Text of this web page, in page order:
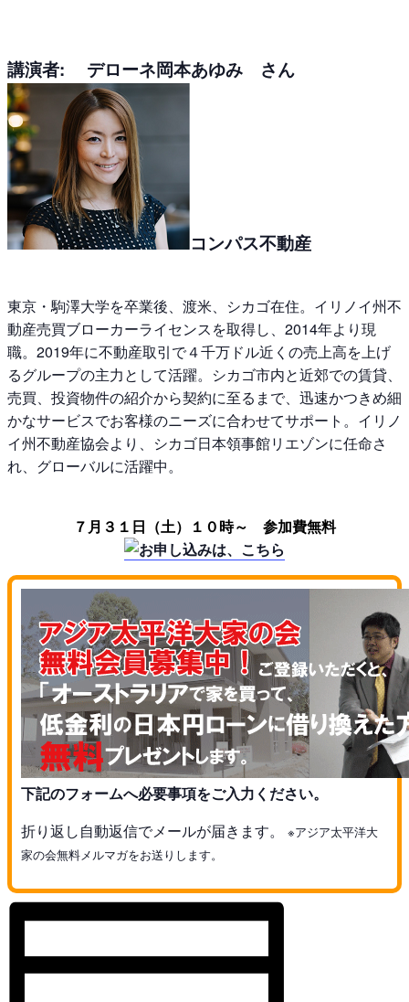
講演者: デローネ岡本あゆみ さん
コンパス不動産
東京・駒澤大学を卒業後、渡米、シカゴ在住。イリノイ州不
動産売買ブローカーライセンスを取得し、2014年より現
職。2019年に不動産取引で４千万ドル近くの売上高を上げ
るグループの主力として活躍。シカゴ市内と近郊での賃貸、
売買、投資物件の紹介から契約に至るまで、迅速かつきめ細
かなサービスでお客様のニーズに合わせてサポート。イリノ
イ州不動産協会より、シカゴ日本領事館リエゾンに任命さ
れ、グローバルに活躍中。
７月３１日（土）１０時～ 参加費無料
下記のフォームへ必要事項をご入力ください。
折り返し自動返信でメールが届きます。
※アジア太平洋大
家の会無料メルマガをお送りします。